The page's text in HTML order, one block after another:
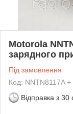
Motorola
зарядного
Під замовлення
Код: NNTN8117A
Відправка з 30